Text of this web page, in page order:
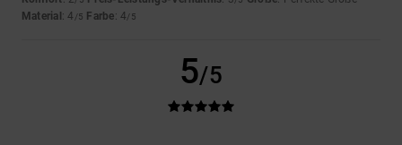
Material : 4 /5 Farbe: 4/5
5/5